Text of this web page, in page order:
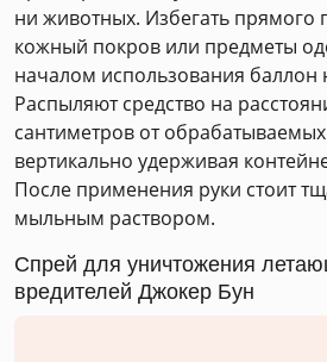
ни животных. Избегать прямого
кожный покров или предметы
началом использования баллон
Распыляют средство на
сантиметров от
вертикально удерживая
После применения руки стоит
мыльным раствором.
Спрей для уничтожения
вредителей Джокер Бун